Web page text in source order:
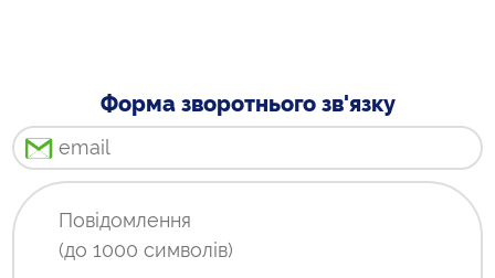
Форма зворотнього зв'язку